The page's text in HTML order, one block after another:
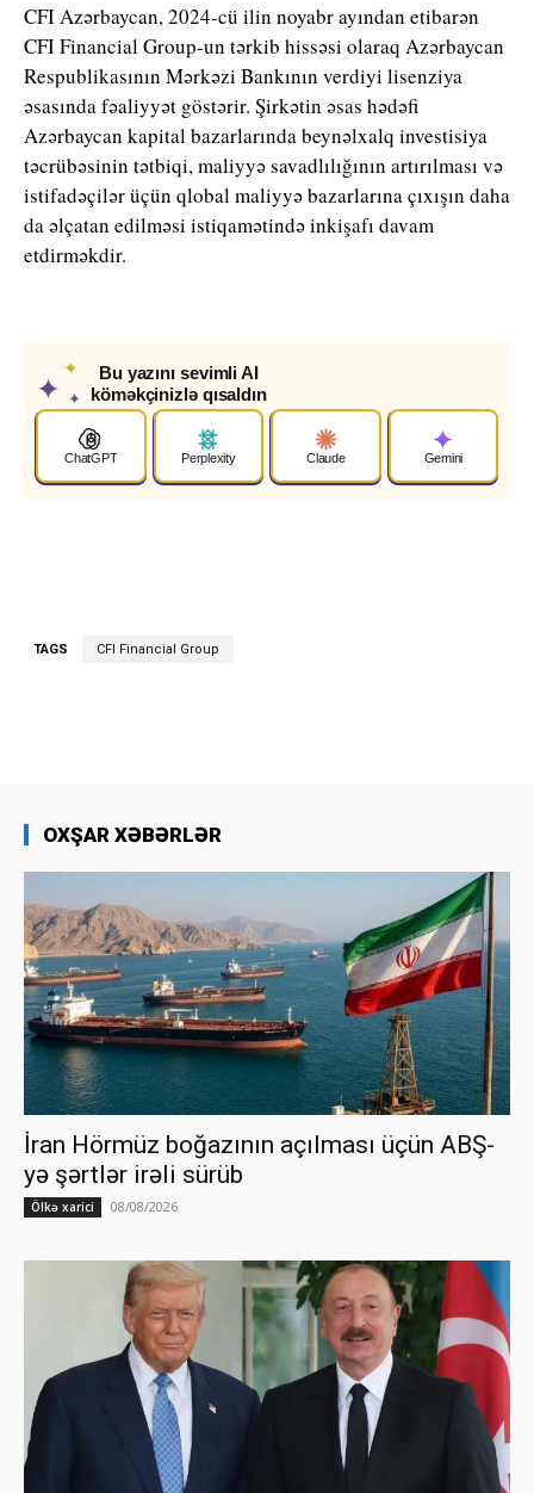
CFI Azərbaycan, 2024-cü ilin noyabr ayından etibarən
CFI Financial Group-un tərkib hissəsi olaraq Azərbaycan
Respublikasının Mərkəzi Bankının verdiyi lisenziya
əsasında fəaliyyət göstərir. Şirkətin əsas hədəfi
Azərbaycan kapital bazarlarında beynəlxalq investisiya
təcrübəsinin tətbiqi, maliyyə savadlılığının artırılması və
istifadəçilər üçün qlobal maliyyə bazarlarına çıxışın daha
da əlçatan edilməsi istiqamətində inkişafı davam
etdirməkdir.
✦
✦
✦
Bu yazını sevimli AI
köməkçinizlə qısaldın
ChatGPT Perplexity Claude Gemini
TAGS CFI Financial Group
OXŞAR XƏBƏRLƏR
İran Hörmüz boğazının açılması üçün ABŞ-
yə şərtlər irəli sürüb
Ölkə xarici 08/08/2026